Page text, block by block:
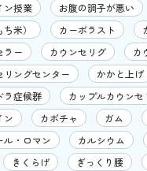
ン授業
お腹の調子が悪い
米）
カーボラスト
ラー
カウンセリグ
カ
リングセンター
かかと上げ
ラ症候群
カップルカウンセ
ン
カボチャ ガム
ル・ロマン
カルシウム
きくらげ ぎっくり腰